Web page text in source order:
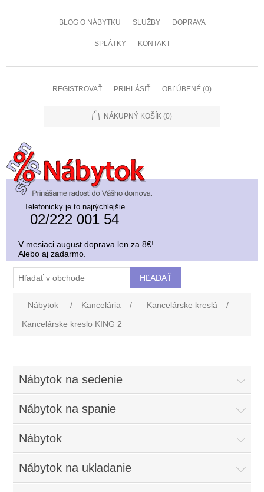
BLOG O NÁBYTKU SLUŽBY DOPRAVA
SPLÁTKY KONTAKT
REGISTROVAŤ PRIHLÁSIŤ OBĽÚBENÉ (0)
NÁKUPNÝ KOŠÍK (0)
Telefonicky je to najrýchlejšie
02/222 001 54
V mesiaci august doprava len za 8€!
Alebo aj zadarmo.
Nábytok / Kancelária / Kancelárske kreslá
/
Kancelárske kreslo KING 2
Nábytok na sedenie
Nábytok na spanie
Nábytok
Nábytok na ukladanie